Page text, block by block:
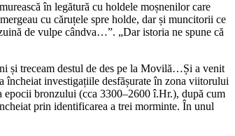
în legătură cu holdele moșnenilor care
cu căruțele spre holde, dar și muncitorii ce
de vulpe cândva…”. „Dar istoria ne spune că
și treceam destul de des pe la Movilă…Și a venit
încheiat investigațiile desfășurate în zona viitorului
epocii bronzului (cca 3300–2600 î.Hr.), după cum
prin identificarea a trei morminte. În unul